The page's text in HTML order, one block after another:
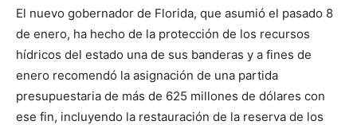
El nuevo gobernador de Florida, que asumió el pasado 8
de enero, ha hecho de la protección de los recursos
hídricos del estado una de sus banderas y a fines de
enero recomendó la asignación de una partida
presupuestaria de más de 625 millones de dólares con
ese fin, incluyendo la restauración de la reserva de los